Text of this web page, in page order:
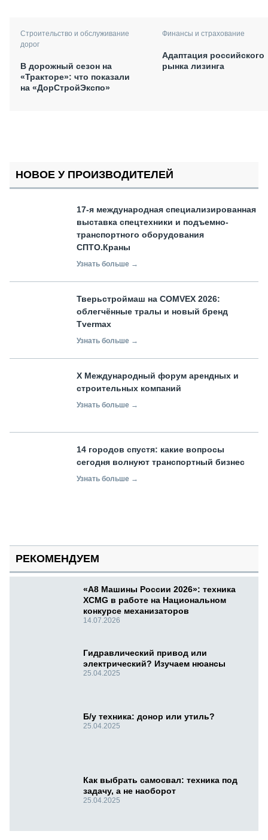
Строительство и обслуживание
дорог
В дорожный сезон на
«Тракторе»: что показали
на «ДорСтройЭкспо»
Финансы и страхование
Адаптация российского
рынка лизинга
НОВОЕ У ПРОИЗВОДИТЕЛЕЙ
17-я международная специализированная
выставка спецтехники и подъемно-
транспортного оборудования
СПТО.Краны
Узнать больше →
Тверьстроймаш на COMVEX 2026:
облегчённые тралы и новый бренд
Tvermax
Узнать больше →
X Международный форум арендных и
строительных компаний
Узнать больше →
14 городов спустя: какие вопросы
сегодня волнуют транспортный бизнес
Узнать больше →
РЕКОМЕНДУЕМ
«А8 Машины России 2026»: техника
XCMG в работе на Национальном
конкурсе механизаторов
14.07.2026
Гидравлический привод или
электрический? Изучаем нюансы
25.04.2025
Б/у техника: донор или утиль?
25.04.2025
Как выбрать самосвал: техника под
задачу, а не наоборот
25.04.2025